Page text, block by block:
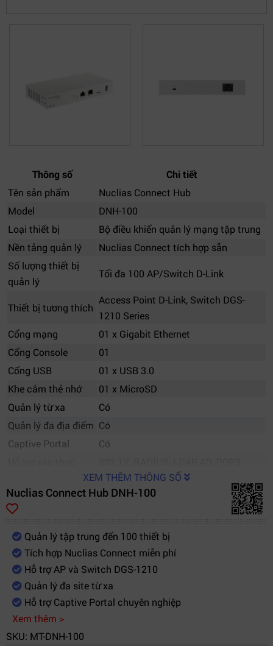
Thông số
Chi tiết
Tên sản phẩm
Nuclias Connect Hub
Model
DNH-100
Loại thiết bị
Bộ điều khiển quản lý mạng tập trung
Nền tảng quản lý
Nuclias Connect tích hợp sẵn
Số lượng thiết bị
quản lý
Tối đa 100 AP/Switch D-Link
Thiết bị tương thích
Access Point D-Link, Switch DGS-
1210 Series
Cổng mạng
01 x Gigabit Ethernet
Cổng Console
01
Cổng USB
01 x USB 3.0
Khe cắm thẻ nhớ
01 x MicroSD
Quản lý từ xa
Có
Quản lý đa địa điểm Có
Captive Portal
Có
dùng
Có
Quản lý theo vai trò
Báo cáo & Phân
tích
Thời gian thực
Hỗ trợ SSID
8 SSID mỗi Radio
Tùy chỉnh thương
hiệu
Có
Triển khai
Giấy phép phần
XEM THÊM THÔNG SỐ
Nuclias Connect Hub DNH-100
Quản lý tập trung đến 100 thiết bị
Tích hợp Nuclias Connect miễn phí
Hỗ trợ AP và Switch DGS-1210
Quản lý đa site từ xa
Hỗ trợ Captive Portal chuyên nghiệp
Xem thêm >
SKU: MT-DNH-100